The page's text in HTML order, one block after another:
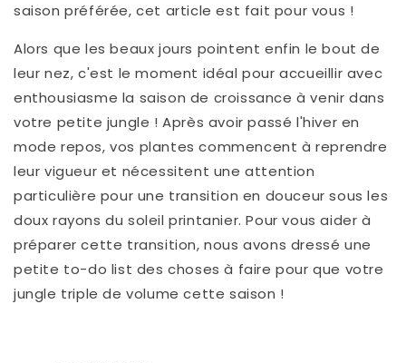
saison préférée, cet article est fait pour vous !
Alors que les beaux jours pointent enfin le bout de
leur nez, c'est le moment idéal pour accueillir avec
enthousiasme la saison de croissance à venir dans
votre petite jungle ! Après avoir passé l'hiver en
mode repos, vos plantes commencent à reprendre
leur vigueur et nécessitent une attention
particulière pour une transition en douceur sous les
doux rayons du soleil printanier. Pour vous aider à
préparer cette transition, nous avons dressé une
petite to-do list des choses à faire pour que votre
jungle triple de volume cette saison !